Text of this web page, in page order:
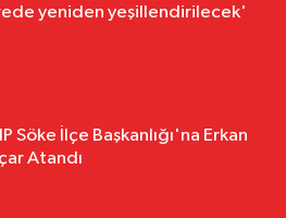
yeniden yeşillendirilecek'
Söke İlçe Başkanlığı'na Erkan
Atandı